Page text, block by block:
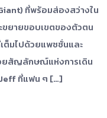
ที่พร้อมส่องสว่างใน
ขยายขอบเขตของตัวตน
ต็มไปด้วยแพชชั่นและ
ยสัญลักษณ์แห่งการเดิน
ที่แฟน ๆ […]